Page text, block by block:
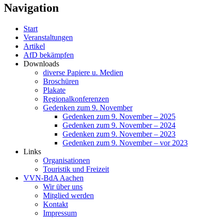
Navigation
Start
Veranstaltungen
Artikel
AfD bekämpfen
Downloads
diverse Papiere u. Medien
Broschüren
Plakate
Regionalkonferenzen
Gedenken zum 9. November
Gedenken zum 9. November – 2025
Gedenken zum 9. November – 2024
Gedenken zum 9. November – 2023
Gedenken zum 9. November – vor 2023
Links
Organisationen
Touristik und Freizeit
VVN-BdA Aachen
Wir über uns
Mitglied werden
Kontakt
Impressum